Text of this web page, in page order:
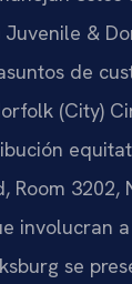
&
de
(City)
Room 3202,
involucran
se